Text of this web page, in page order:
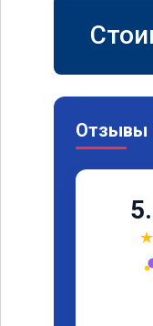
Отзывы
★